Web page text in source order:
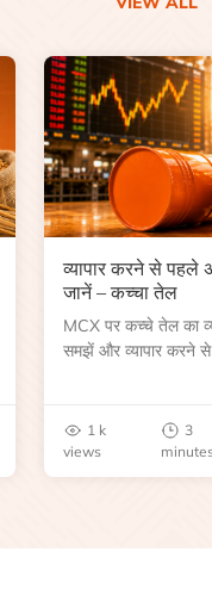
व्यापार करने से पहले
जानें – कच्चा तेल
MCX पर कच्चे तेल का
समझें और व्यापार करने
जानें।1 k
views
3